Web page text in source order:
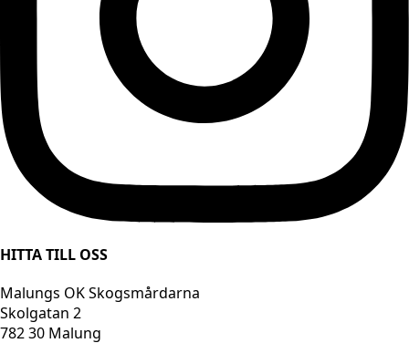
HITTA TILL OSS
Malungs OK Skogsmårdarna
Skolgatan 2
782 30 Malung